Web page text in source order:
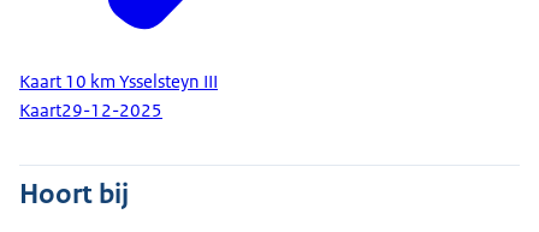
Kaart 10 km Ysselsteyn III
Kaart29-12-2025
Hoort bij